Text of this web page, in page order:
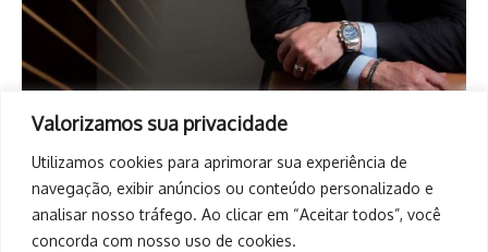
Valorizamos sua privacidade
Utilizamos cookies para aprimorar sua experiência de
navegação, exibir anúncios ou conteúdo personalizado e
analisar nosso tráfego. Ao clicar em “Aceitar todos”, você
concorda com nosso uso de cookies.